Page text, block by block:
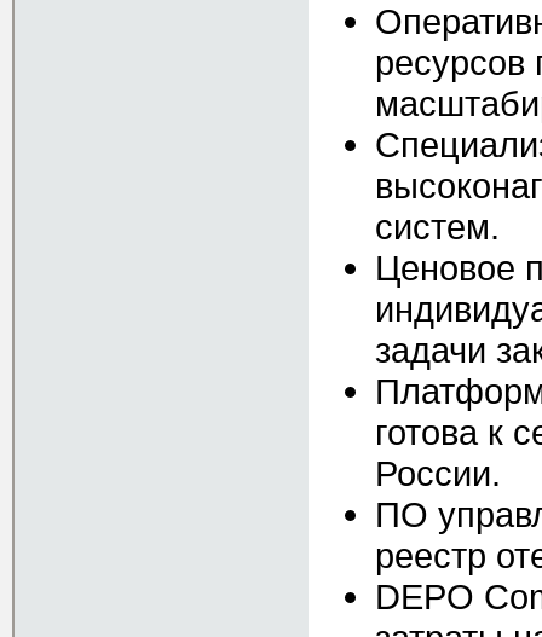
ресурсов
систем.
Ценовое
задачи
готова к
России.
ПО
реестр
DEPO